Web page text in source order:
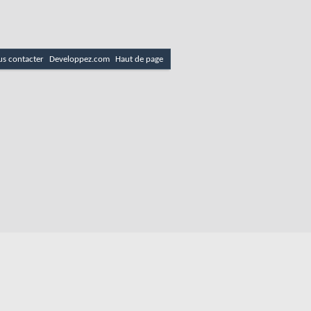
contacter Developpez.com Haut de page